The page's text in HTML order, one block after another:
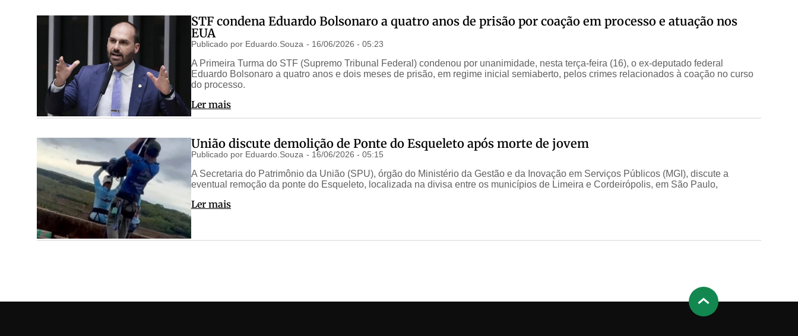
STF condena Eduardo Bolsonaro a quatro anos de prisão por coação em processo e atuação nos
EUA
Publicado por Eduardo.Souza - 16/06/2026 - 05:23
A Primeira Turma do STF (Supremo Tribunal Federal) condenou por unanimidade, nesta terça-feira (16), o ex-deputado federal
Eduardo Bolsonaro a quatro anos e dois meses de prisão, em regime inicial semiaberto, pelos crimes relacionados à coação no curso
do processo.
Ler mais
União discute demolição de Ponte do Esqueleto após morte de jovem
Publicado por Eduardo.Souza - 16/06/2026 - 05:15
A Secretaria do Patrimônio da União (SPU), órgão do Ministério da Gestão e da Inovação em Serviços Públicos (MGI), discute a
eventual remoção da ponte do Esqueleto, localizada na divisa entre os municípios de Limeira e Cordeirópolis, em São Paulo,
Ler mais